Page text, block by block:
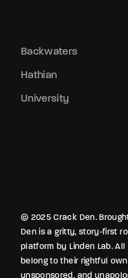
Backwaters
Hathian
University
© 2025 Crack Den.
Den is a gritty, story-first
platform by Linden Lab.
belong to their rightful
unsponsored, and